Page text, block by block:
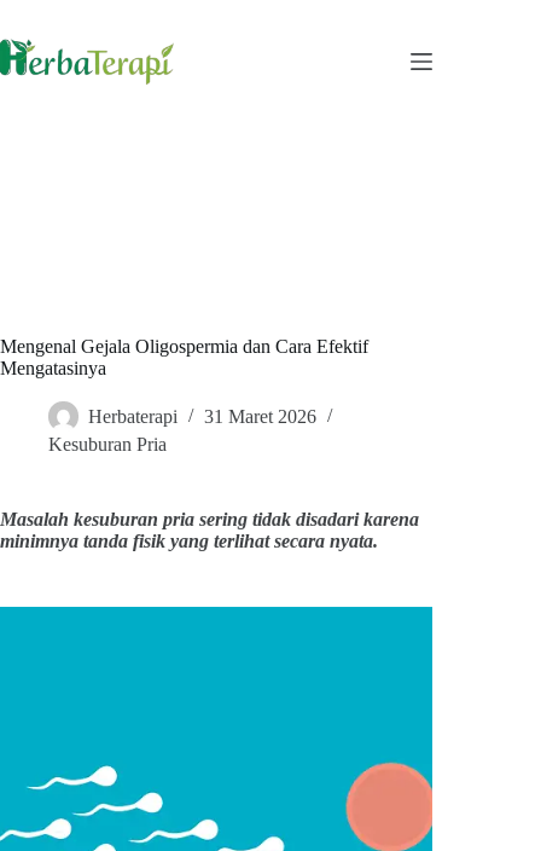
content
Mengenal Gejala Oligospermia dan Cara Efektif
Mengatasinya
Herbaterapi
31 Maret 2026
Kesuburan Pria
Masalah kesuburan pria sering tidak disadari karena
minimnya tanda fisik yang terlihat secara nyata.